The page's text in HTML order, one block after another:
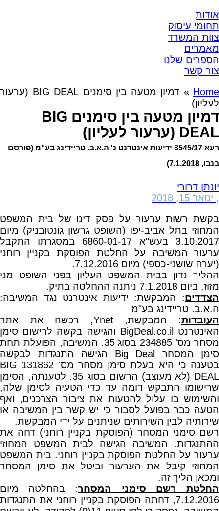
אודות
תחומי עיסוק
צוות המשרד
מאמרים
הספרים שלנו
צור קשר
Home
»
דמיון מטעה בין סימנים BIG DEAL (ערעור
לעליון)
דמיון מטעה בין סימנים BIG
DEAL (ערעור לעליון)
רעא 8545/17 ידיעות אינטרנט נ' ה.א.ב. טריידינג בע"מ (פורסם
בנבו, 7.1.2018)
יונתן דרורי
, ינואר 15, 2018
בקשת רשות ערעור על פסק דינו של בית המשפט
המחוזי בתל אביב-יפו (השופט גרשון גונטובניק) מיום
3.10.2017 בעש"א 6860-01-17 במסגרתו התקבל
ערעור המשיבה על החלטת הפוסקת בקניין רוחני
(יערה שושני-כספי) מיום 7.12.2016.
ההליך נדון בבית המשפט העליון בפני השופט מני
מזוז. ביום 7.1.2018 ניתנה ההחלטה בתיק.
הצדדים: המבקשת: ידיעות אינטרנט נגד המשיבה:
ה.א.ב. טריידינג בע"מ
העובדות
: המבקשת, Ynet, רכשה את אתר
האינטרנט BigDeal.co.il והגישה בקשה לרישום סימן
מסחר מס' 234885 בסוג 35. המשיבה, הפועלת תחת
סימן המסחר Big Deal הגישה התנגדות לבקשה
בטענה כי היא בעלת סימן מסחר מס' 131862 BIG
DEAL (לא מעוצב) הרשום בסוג 35. לטענתה, הסימן
שרישומו התבקש דומה עד כדי הטעיה לסימן שלה,
והשימוש בו עלול להטעות את ציבור הצרכנים, ואף
הטעה כבר בפועל לסבור כי יש קשר בין המשיבה או
שירותיה לבין השירותים שניתנים על ידי המבקשת.
רשם סימני המסחר (הפוסקת בקניין רוחני) דחה את
ההתנגדות. המשיבה הגישה לבית המשפט המחוזי
ערעור על החלטת הפוסקת בקניין רוחני. בית המשפט
המחוזי קיבל את הערעור וביטל את סימן המסחר
ומכאן הליך זה.
החלטת רשם סימני המסחר: בהחלטה מיום
7.12.2016, דחתה הפוסקת בקניין רוחני את התנגדות